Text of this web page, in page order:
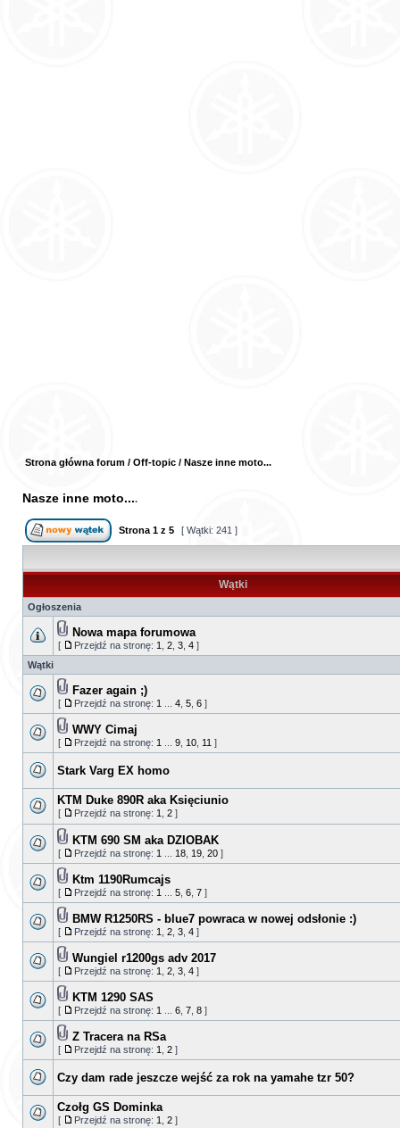
Strona główna forum / Off-topic / Nasze inne moto...
Nasze inne moto...
Strona 1 z 5 [ Wątki: 241 ]
Wątki
Ogłoszenia
Nowa mapa forumowa
[ Przejdź na stronę: 1 2 3 4 ]
Wątki
Fazer again ;)
[ Przejdź na stronę: 1 4 5 6 ]
WWY Cimaj
[ Przejdź na stronę: 1 9 10 11 ]
Stark Varg EX homo
KTM Duke 890R aka Księciunio
[ Przejdź na stronę: 1 2 ]
KTM 690 SM aka DZIOBAK
[ Przejdź na stronę: 1 18 19 20 ]
Ktm 1190Rumcajs
[ Przejdź na stronę: 1 5 6 7 ]
BMW R1250RS - blue7 powraca w nowej odsłonie :)
[ Przejdź na stronę: 1 2 3 4 ]
Wungiel r1200gs adv 2017
[ Przejdź na stronę: 1 2 3 4 ]
KTM 1290 SAS
[ Przejdź na stronę: 1 6 7 8 ]
Z Tracera na RSa
[ Przejdź na stronę: 1 2 ]
Czy dam rade jeszcze wejść za rok na yamahe tzr 50?
Czołg GS Dominka
[ Przejdź na stronę: 1 2 ]